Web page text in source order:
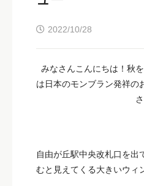
2022/10/28
みなさんこんにちは！秋
は日本のモンブラン発祥の
自由が丘駅中央改札口を出
むと見えてくる大きいウィ